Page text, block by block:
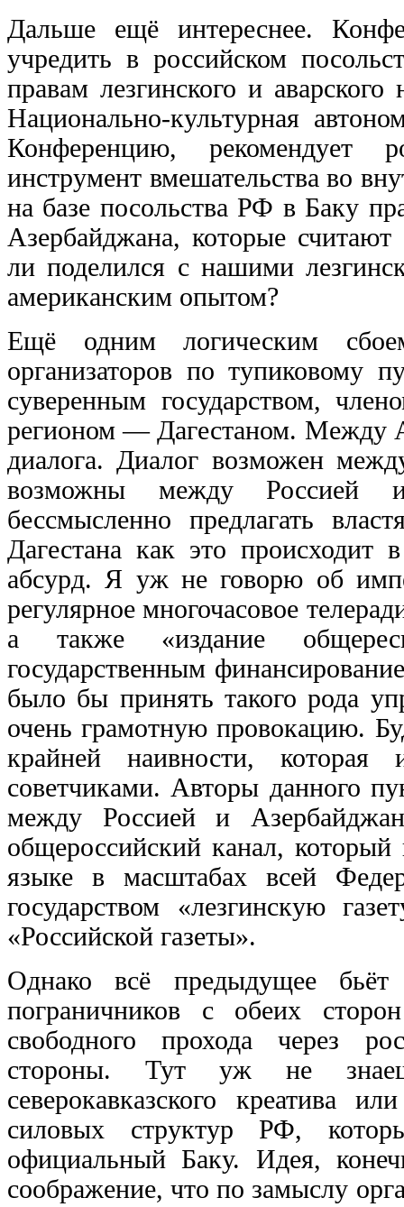
Дальше ещё интереснее.
учредить в российском
правам лезгинского и
Национально-культурная
Конференцию, рекомендует
инструмент вмешательства во
на базе посольства РФ в Баку
Азербайджана, которые
ли поделился с нашими
американским опытом?
Ещё одним логическим
организаторов по тупиковому
суверенным государством,
регионом — Дагестаном. Между
диалога. Диалог возможен
возможны между Россией и
бессмысленно предлагать
Дагестана как это
абсурд. Я уж не говорю об
регулярное многочасовое
а также «издание
государственным
было бы принять такого рода
очень грамотную провокацию.
крайней наивности, которая
советчиками. Авторы данного
между Россией и
общероссийский канал, который
языке в масштабах всей
государством «лезгинскую
«Российской газеты».
Однако всё предыдущее бьёт
пограничников с обеих
свободного прохода через
стороны. Тут уж не
северокавказского креатива
силовых структур РФ,
официальный Баку. Идея,
соображение, что по замыслу